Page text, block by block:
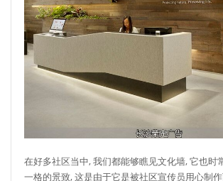
在好多社区当中, 我们都能够瞧见文化墙, 它也时
一格的景致, 这是由于它是被社区宣传员用心制